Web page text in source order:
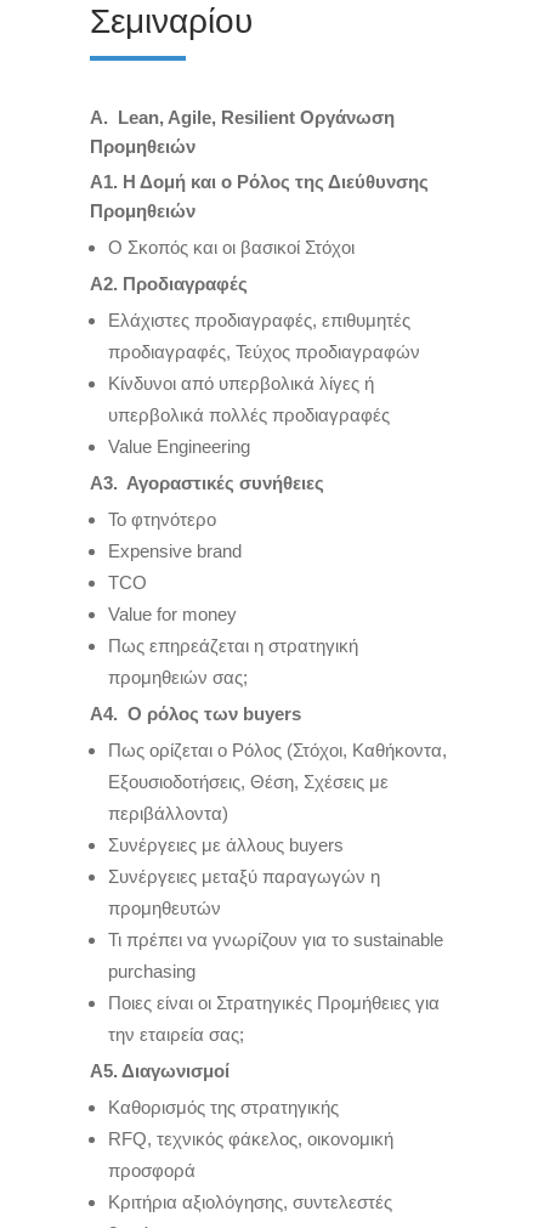
Σεμιναρίου
Α. Lean, Agile, Resilient Οργάνωση
Προμηθειών
Α1. Η Δομή και ο Ρόλος της Διεύθυνσης
Προμηθειών
Ο Σκοπός και οι βασικοί Στόχοι
Α2. Προδιαγραφές
Ελάχιστες προδιαγραφές, επιθυμητές
προδιαγραφές, Τεύχος προδιαγραφών
Κίνδυνοι από υπερβολικά λίγες ή
υπερβολικά πολλές προδιαγραφές
Value Engineering
Α3. Αγοραστικές συνήθειες
To φτηνότερο
Expensive brand
TCO
Value for money
Πως επηρεάζεται η στρατηγική
προμηθειών σας;
Α4. Ο ρόλος των buyers
Πως ορίζεται ο Ρόλος (Στόχοι, Καθήκοντα,
Εξουσιοδοτήσεις, Θέση, Σχέσεις με
περιβάλλοντα)
Συνέργειες με άλλους buyers
Συνέργειες μεταξύ παραγωγών η
προμηθευτών
Τι πρέπει να γνωρίζουν για το sustainable
purchasing
Ποιες είναι οι Στρατηγικές Προμήθειες για
την εταιρεία σας;
Α5. Διαγωνισμοί
Καθορισμός της στρατηγικής
RFQ, τεχνικός φάκελος, οικονομική
προσφορά
Κριτήρια αξιολόγησης, συντελεστές